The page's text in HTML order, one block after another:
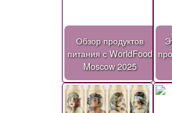
Обзор продуктов
питания с WorldFood
Moscow 2025